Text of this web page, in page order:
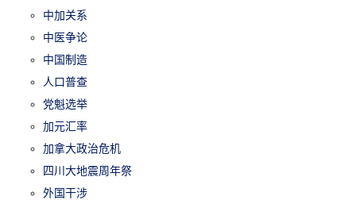
中加关系
中医争论
中国制造
人口普查
党魁选举
加元汇率
加拿大政治危机
四川大地震周年祭
外国干涉